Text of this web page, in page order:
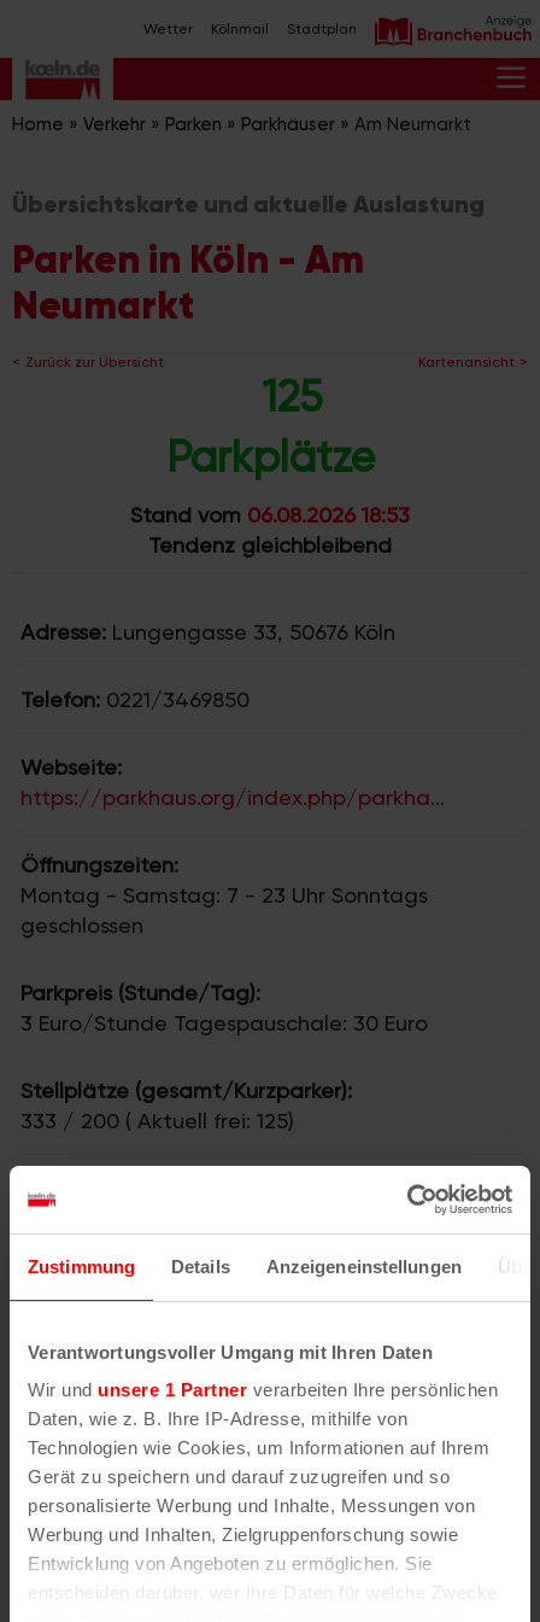
Zustimmung Details Anzeigeneinstellungen
Verantwortungsvoller Umgang mit Ihren Daten
Wir und unsere 1 Partner verarbeiten Ihre persönlichen
Daten, wie z. B. Ihre IP-Adresse, mithilfe von
Technologien wie Cookies, um Informationen auf Ihrem
Gerät zu speichern und darauf zuzugreifen und so
personalisierte Werbung und Inhalte, Messungen von
Werbung und Inhalten, Zielgruppenforschung sowie
Entwicklung von Angeboten zu ermöglichen. Sie
entscheiden darüber, wer Ihre Daten für welche Zwecke
Inhalt
springen
Wetter Kölnmail Stadtplan
Home » Verkehr » Parken » Parkhäuser » Am Neumarkt
Übersichtskarte und aktuelle Auslastung
Parken in Köln - Am
Neumarkt
Zurück zur Übersicht Kartenansicht
125
Parkplätze
Stand vom 06.08.2026 18:53
Tendenz gleichbleibend
Adresse: Lungengasse 33, 50676 Köln
Telefon: 0221/3469850
Webseite:
https://parkhaus.org/index.php/parkha...
Öffnungszeiten:
Montag - Samstag: 7 - 23 Uhr Sonntags
geschlossen
Parkpreis (Stunde/Tag):
3 Euro/Stunde Tagespauschale: 30 Euro
Stellplätze (gesamt/Kurzparker):
333 / 200 ( Aktuell frei: 125)
Davon Frauenstellplätze:
Einfahrtshöhe: 1.90m
der Einfahrt in das Parkhaus vor Ort über die aktuellen Tarife
und Öffnungszeiten.
Zuletzt aktualisiert: Belegungsdaten: 06.08.2026 18:53,
Parkhaus-Basisdaten 05.12.2024 15:52, Belegungsdaten-
Quelle: Parkleitsystem bzw. https://offenedaten-
koeln.de/dataset/parkhausbelegung, Lizenz:DL-DE-Zero-2.0
(Korrekturen bitte aninfo@koeln.demelden - vielen Dank!)